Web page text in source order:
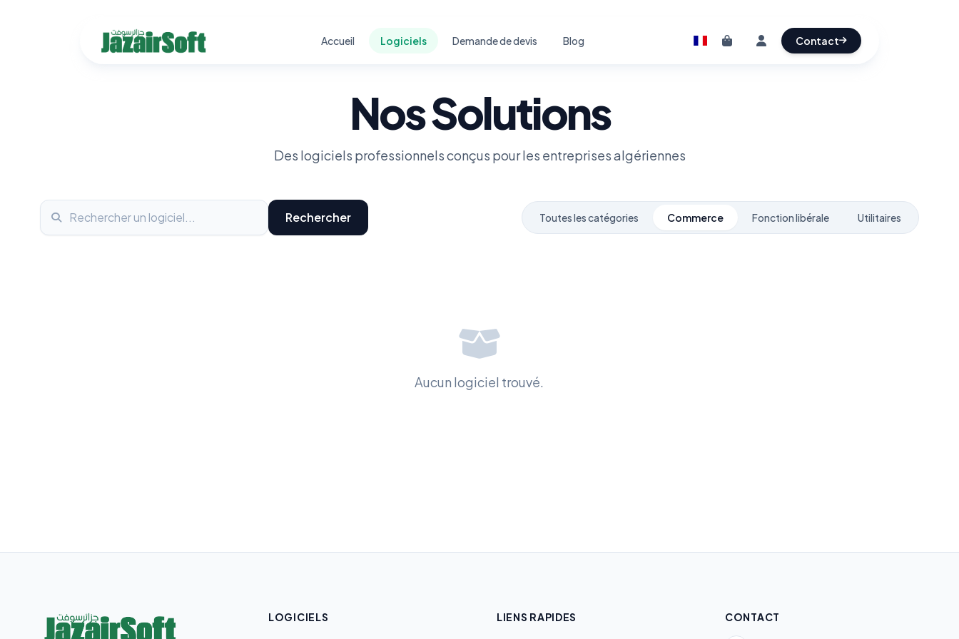
Accueil Logiciels Demande de devis Blog Contact
Nos Solutions
Des logiciels professionnels conçus pour les entreprises algériennes
Rechercher Toutes les catégories Commerce Fonction libérale Utilitaires
Aucun logiciel trouvé.
LOGICIELS
LIENS RAPIDES
CONTACT